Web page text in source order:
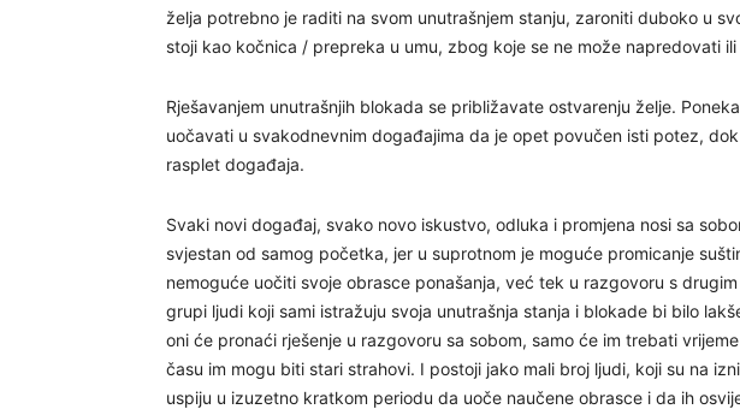
želja potrebno je raditi na svom unutrašnjem stanju, zaroniti duboko u
stoji kao kočnica / prepreka u umu, zbog koje se ne može napredovati
Rješavanjem unutrašnjih blokada se približavate ostvarenju želje.
uočavati u svakodnevnim događajima da je opet povučen isti potez,
rasplet događaja.
Svaki novi događaj, svako novo iskustvo, odluka i promjena nosi sa
svjestan od samog početka, jer u suprotnom je moguće promicanje
nemoguće uočiti svoje obrasce ponašanja, već tek u razgovoru s
grupi ljudi koji sami istražuju svoja unutrašnja stanja i blokade bi bilo
oni će pronaći rješenje u razgovoru sa sobom, samo će im trebati
času im mogu biti stari strahovi. I postoji jako mali broj ljudi, koji su na
uspiju u izuzetno kratkom periodu da uoče naučene obrasce i da ih